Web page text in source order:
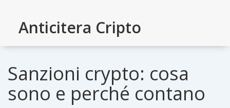
Anticitera Cripto
Sanzioni crypto: cosa
sono e perché contano